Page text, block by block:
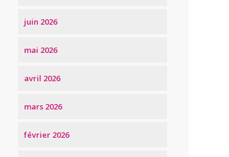
juin 2026
mai 2026
avril 2026
mars 2026
février 2026